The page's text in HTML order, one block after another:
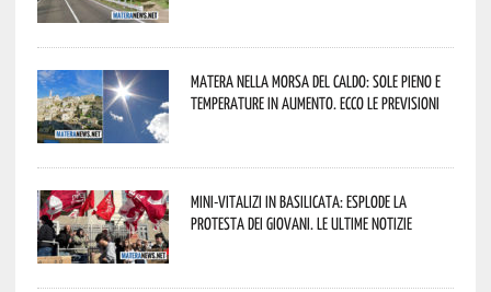
Matera nella morsa del caldo: sole pieno e
temperature in aumento. Ecco le previsioni
Mini-vitalizi in Basilicata: esplode la
protesta dei giovani. Le ultime notizie